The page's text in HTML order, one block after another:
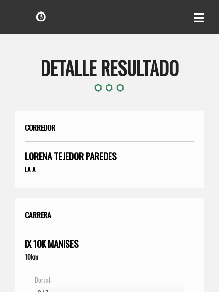
DETALLE RESULTADO
CORREDOR
LORENA TEJEDOR PAREDES
LA A
CARRERA
IX 10K MANISES
10km
Dorsal: